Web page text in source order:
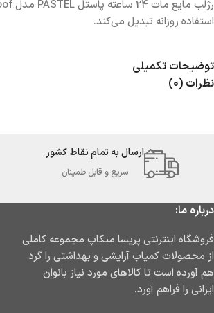
استفاده روزانه تبدیل می‌کند.
توضیحات تکمیلی
نظرات (0)
ارسال به تمام نقاط کشور
سریع و قابل طمینان
درباره ما:
فروشگاه اینترنتی پریسا میکاپ مجموعه کاملی
از محصولات کمیاب آرایشی و بهداشتی را گرد
هم آورده است تا کالاهای مورد نیاز بانوان
ایرانی را فراهم آورد.